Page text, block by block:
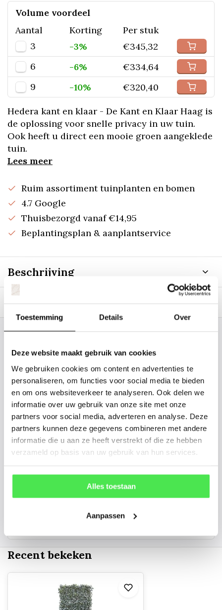
Toestemming Details Over
Deze website maakt gebruik van cookies
We gebruiken cookies om content en advertenties te
personaliseren, om functies voor social media te bieden
en om ons websiteverkeer te analyseren. Ook delen we
informatie over uw gebruik van onze site met onze
partners voor social media, adverteren en analyse. Deze
partners kunnen deze gegevens combineren met andere
informatie die u aan ze heeft verstrekt of die ze hebben
verzameld op basis van uw gebruik van hun services.
Alles toestaan
Aanpassen
Volume voordeel
Aantal
Korting
Per stuk
3
-3%
€345,32
6
-6%
€334,64
9
-10% €320,40
Hedera kant en klaar - De Kant en Klaar Haag is
de oplossing voor snelle privacy in uw tuin.
Ook heeft u direct een mooie groen aangeklede
tuin.
Lees meer
Ruim assortiment tuinplanten en bomen
4.7 Google
Thuisbezorgd vanaf €14,95
Beplantingsplan & aanplantservice
Beschrijving
tussen? Laat het ons weten, dan
gaan we voor u kijken. Stuur ons
de plantnaam, hoogte, stamdikte en
vorm. Wilt u weten hoe uw plant of
boom er ongeveer eruit ziet? We
kunnen u een foto sturen.
info@tuinplantenbezorgd.nl
06 45 601 508 (tijdelijk niet bereikbaar)
customers give us a 4.7 /
Recent bekeken